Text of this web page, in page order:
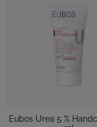
Eubos Urea 5 %